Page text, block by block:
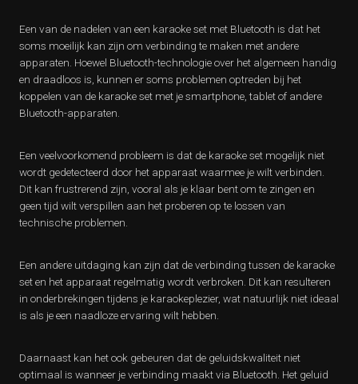
Een van de nadelen van een karaoke set met Bluetooth is dat het
soms moeilijk kan zijn om verbinding te maken met andere
apparaten. Hoewel Bluetooth-technologie over het algemeen handig
en draadloos is, kunnen er soms problemen optreden bij het
koppelen van de karaoke set met je smartphone, tablet of andere
Bluetooth-apparaten.
Een veelvoorkomend probleem is dat de karaoke set mogelijk niet
wordt gedetecteerd door het apparaat waarmee je wilt verbinden.
Dit kan frustrerend zijn, vooral als je klaar bent om te zingen en
geen tijd wilt verspillen aan het proberen op te lossen van
technische problemen.
Een andere uitdaging kan zijn dat de verbinding tussen de karaoke
set en het apparaat regelmatig wordt verbroken. Dit kan resulteren
in onderbrekingen tijdens je karaokeplezier, wat natuurlijk niet ideaal
is als je een naadloze ervaring wilt hebben.
Daarnaast kan het ook gebeuren dat de geluidskwaliteit niet
optimaal is wanneer je verbinding maakt via Bluetooth. Het geluid